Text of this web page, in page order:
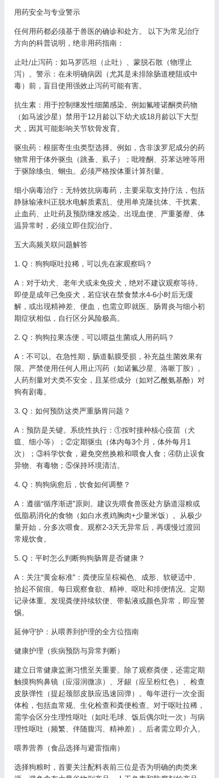
用药安全与专业警示
任何用药都必须基于兽医的确诊和处方。 以下为常见治疗
方向的科普说明，绝非用药指南：
止吐/止泻药：如马罗匹坦（止吐）、蒙脱石散（物理止
泻）。警示：在未明确病因（尤其是未排除肠道梗阻或中
毒）前，盲目使用强效止泻药可能有害。
抗生素：用于控制继发性细菌感染。例如氟喹诺酮类药物
（如马波沙星）禁用于12月龄以下幼犬或18月龄以下大型
犬，因其可能影响关节软骨发育。
驱虫药：根据寄生虫类型选择。例如，含非泼罗尼成分的药
物常用于体外驱虫（跳蚤、虱子）；吡喹酮、芬苯达唑等用
于驱除绦虫、蛔虫。必须严格按体重计算剂量。
细小病毒治疗：无特效抗病毒药，主要采取支持疗法，包括
静脉输液纠正脱水电解质紊乱、使用单克隆抗体、干扰素、
止血药、止吐药及预防继发感染。出现血便、严重萎靡、体
温异常时，必须立即住院治疗。
五大高频关联问题解答
1. Q：狗狗呕吐拉稀，可以先在家观察吗？
A：对于幼犬、老年犬或未免疫犬，绝对不建议观察等待。
即使是成年已免疫犬，若症状在禁食禁水4-6小时后无缓
解，或出现精神差、便血，也需立即就医。肠胃炎与细小初
期症状相似，自行区分风险极高。
2. Q：狗狗拉果冻便，可以喂益生菌或人用药吗？
A：不可以。在急性期，肠道黏膜受损，补充益生菌效果有
限。严禁使用任何人用止泻药（如诺氟沙星、洛哌丁胺）。
人药剂量对犬类不安全，且某些成分（如对乙酰氨基酚）对
狗有剧毒。
3. Q：如何预防这类严重肠胃问题？
A：预防是关键。系统性执行：①按时接种核心疫苗（犬
瘟、细小等）；②定期驱虫（体内每3个月，体外每月1
次）；③科学饮食，避免突然换粮和喂食人食；④防止误食
异物、有毒物；⑤保持环境清洁。
4. Q：狗狗病愈后，饮食如何调整？
A：遵循“循序渐进”原则。建议先喂食兽医处方肠道湿粮或
低脂易消化的食物（如白水煮鸡胸肉+少量米饭）。从极少
量开始，分多次喂食。观察2-3天无异常后，再缓慢过渡回
常规饮食。
5. Q：平时怎么判断狗狗肠胃是否健康？
A：关注“黄金标准”：粪便应呈棕褐色、成形、软硬适中、
拾起不留痕。每日观察食欲、精神、呕吐和排便情况。定期
记录体重。发现粪便持续软便、带黏液或颜色异常，即应警
惕。
延伸守护：从喂养到护理的全方位指南
健康护理（疾病预防与异常判断）
建立日常健康监测习惯至关重要。除了观察粪便，还需定期
触摸狗狗鼻镜（应湿润微凉）、牙龈（应呈粉红色）、检查
皮肤弹性（提起颈部皮肤应迅速回弹）。每年进行一次全面
体检，包括血常规、生化检查和粪便检查。对于呕吐拉稀，
需学会区分生理性呕吐（如吐毛球、饭后偶尔吐一次）与病
理性呕吐（频繁、伴随腹泻、精神差）。后者需立即介入。
喂养营养（食品选择与避雷指南）
选择狗粮时，首要关注配料表前三位是否为明确的肉类来